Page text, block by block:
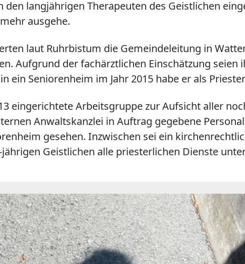
langjährigen Therapeuten des Geistlichen
ausgehe.
laut Ruhrbistum die Gemeindeleitung in
Aufgrund der fachärztlichen Einschätzung
ein Seniorenheim im Jahr 2015 habe er als
eingerichtete Arbeitsgruppe zur Aufsicht aller
Anwaltskanzlei in Auftrag gegebene
gesehen. Inzwischen sei ein
Geistlichen alle priesterlichen Dienste